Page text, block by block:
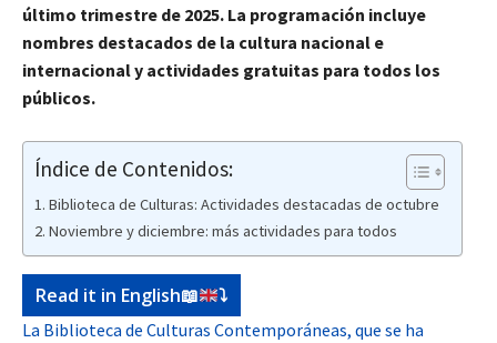
último trimestre de 2025. La programación incluye
nombres destacados de la cultura nacional e
internacional y actividades gratuitas para todos los
públicos.
Índice de Contenidos:
Biblioteca de Culturas: Actividades destacadas de octubre
Noviembre y diciembre: más actividades para todos
Read it in English📖 ⤵️
La Biblioteca de Culturas Contemporáneas, que se ha